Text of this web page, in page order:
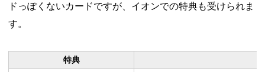
ドっぽくないカードですが、イオンでの特典も受けられま
す。
特典